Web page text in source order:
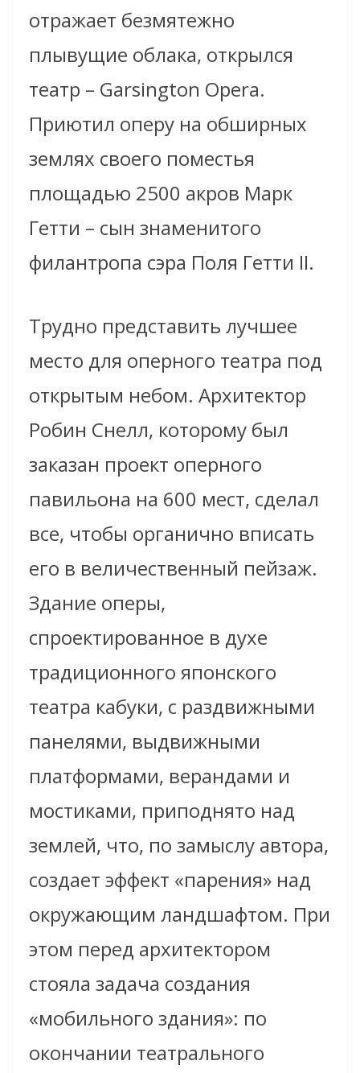
отражает безмятежно
плывущие облака, открылся
театр – Garsington Opera.
Приютил оперу на обширных
землях своего поместья
площадью 2500 акров Марк
Гетти – сын знаменитого
филантропа сэра Поля Гетти II.
Трудно представить лучшее
место для оперного театра под
открытым небом. Архитектор
Робин Снелл, которому был
заказан проект оперного
павильона на 600 мест, сделал
все, чтобы органично вписать
его в величественный пейзаж.
Здание оперы,
спроектированное в духе
традиционного японского
театра кабуки, с раздвижными
панелями, выдвижными
платформами, верандами и
мостиками, приподнято над
землей, что, по замыслу автора,
создает эффект «парения» над
окружающим ландшафтом. При
этом перед архитектором
стояла задача создания
«мобильного здания»: по
окончании театрального